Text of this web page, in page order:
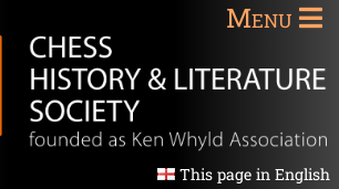
Menu
This page in English